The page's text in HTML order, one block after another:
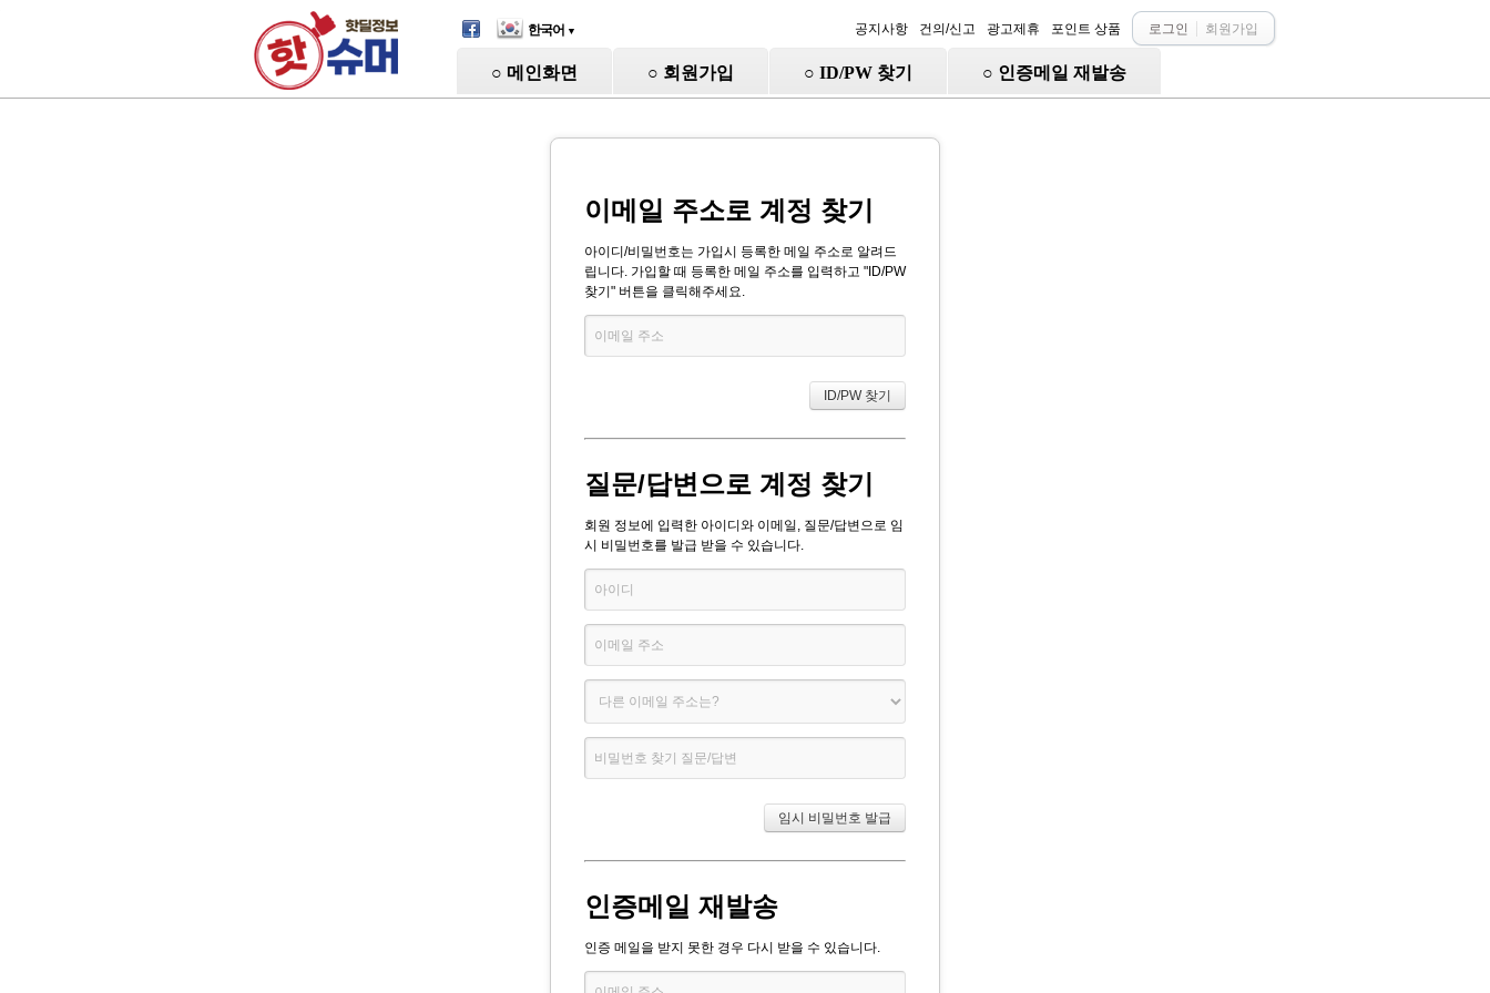
한국어 ▼ 로그인 회원가입
공지사항 건의/신고 광고제휴 포인트 상품
○ 메인화면 ○ 회원가입 ○ ID/PW 찾기 ○ 인증메일 재발송
이메일 주소로 계정 찾기
아이디/비밀번호는 가입시 등록한 메일 주소로 알려드
립니다. 가입할 때 등록한 메일 주소를 입력하고 "ID/PW
찾기" 버튼을 클릭해주세요.
질문/답변으로 계정 찾기
회원 정보에 입력한 아이디와 이메일, 질문/답변으로 임
시 비밀번호를 발급 받을 수 있습니다.
인증메일 재발송
인증 메일을 받지 못한 경우 다시 받을 수 있습니다.